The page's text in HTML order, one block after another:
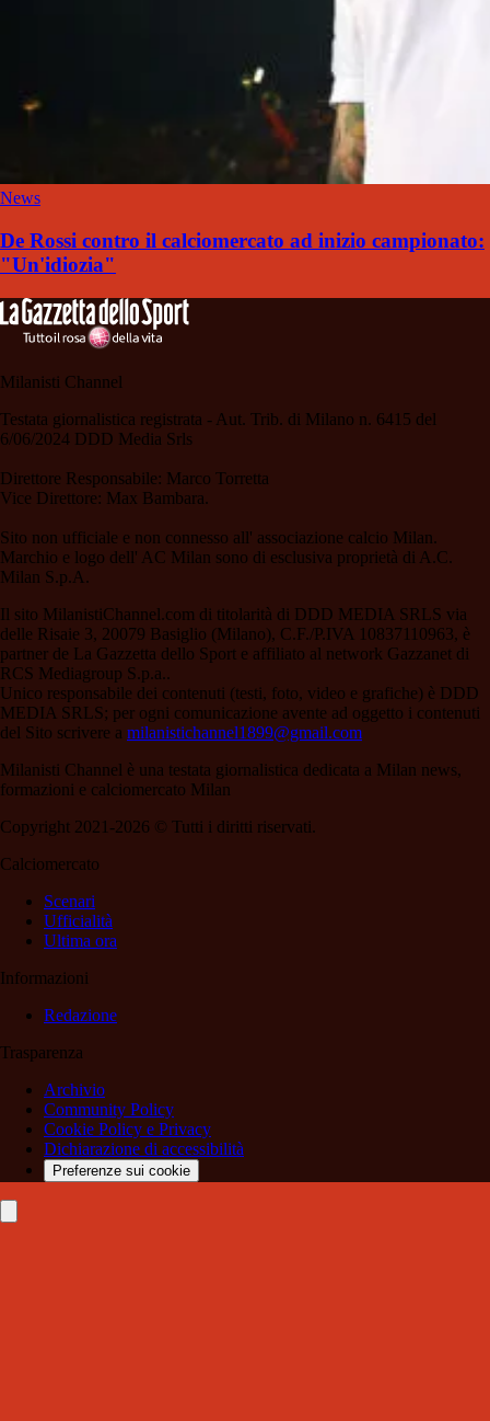
News
De Rossi contro il calciomercato ad inizio campionato:
"Un'idiozia"
Milanisti Channel
Testata giornalistica registrata - Aut. Trib. di Milano n. 6415 del
6/06/2024 DDD Media Srls
Direttore Responsabile: Marco Torretta
Vice Direttore: Max Bambara.
Sito non ufficiale e non connesso all' associazione calcio Milan.
Marchio e logo dell' AC Milan sono di esclusiva proprietà di A.C.
Milan S.p.A.
Il sito MilanistiChannel.com di titolarità di DDD MEDIA SRLS via
delle Risaie 3, 20079 Basiglio (Milano), C.F./P.IVA 10837110963, è
partner de La Gazzetta dello Sport e affiliato al network Gazzanet di
RCS Mediagroup S.p.a..
Unico responsabile dei contenuti (testi, foto, video e grafiche) è DDD
MEDIA SRLS; per ogni comunicazione avente ad oggetto i contenuti
del Sito scrivere a milanistichannel1899@gmail.com
Milanisti Channel è una testata giornalistica dedicata a Milan news,
formazioni e calciomercato Milan
Copyright 2021-2026 © Tutti i diritti riservati.
Calciomercato
Scenari
Ufficialità
Ultima ora
Informazioni
Redazione
Trasparenza
Archivio
Community Policy
Cookie Policy e Privacy
Dichiarazione di accessibilità
Preferenze sui cookie